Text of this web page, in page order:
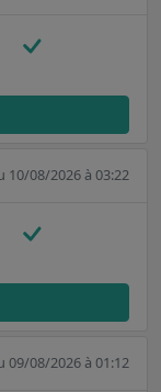
10/08/2026 à 03:22
09/08/2026 à 01:12